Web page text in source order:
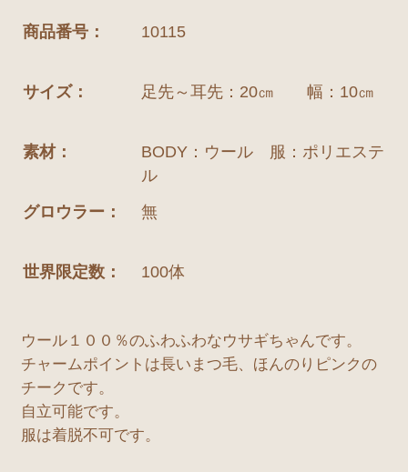
商品番号： 10115
サイズ： 足先～耳先：20㎝ 幅：10㎝
素材：
BODY：ウール 服：ポリエステ
ル
グロウラー：
無
世界限定数： 100体
ウール１００％のふわふわなウサギちゃんです。
チャームポイントは長いまつ毛、ほんのりピンクの
チークです。
自立可能です。
服は着脱不可です。